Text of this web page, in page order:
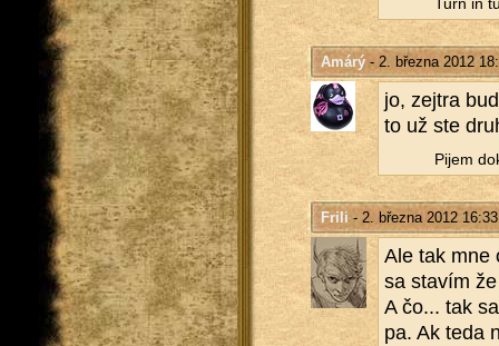
Turn in
Amárý- 2. března 2012
jo, zej­t­ra
to už ste
Pijem
Frili - 2. března 2012 16:33
Ale tak mne
sa sta­vím
A čo... tak
pa. Ak teda